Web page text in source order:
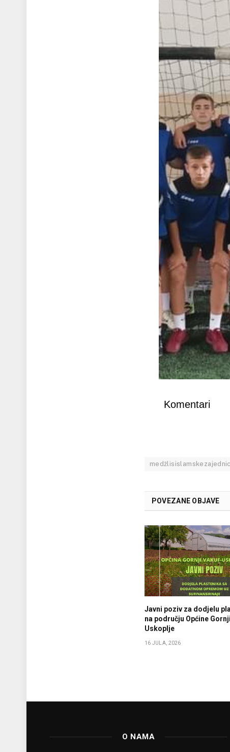
Komentari
POVEZANE OBJAVE
Javni poziv za dodjelu
na području Općine
Uskoplje
16 JULA, 2026
O NAMA